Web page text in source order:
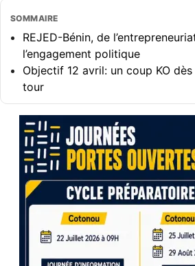
SOMMAIRE
REJED-Bénin, de
l’engagement politique
Objectif 12 avril: un coup KO dès
tour